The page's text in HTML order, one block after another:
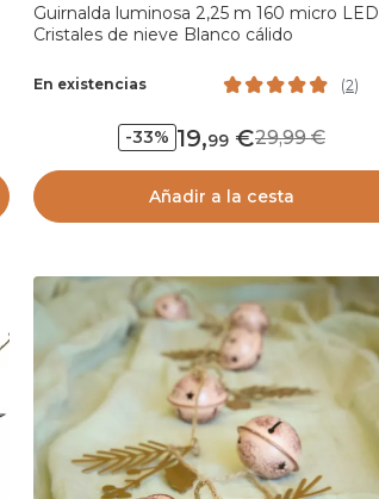
Guirnalda luminosa 2,25 m 160 micro LED
Cristales de nieve Blanco cálido
En existencias (2)
-33% 19,99 29,99
Añadir a la cesta